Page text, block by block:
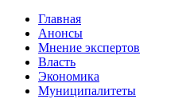
Главная
Анонсы
Мнение экспертов
Власть
Экономика
Муниципалитеты